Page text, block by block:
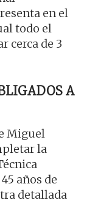
en el
todo el
cerca de 3
A
Miguel
la
años de
detallada